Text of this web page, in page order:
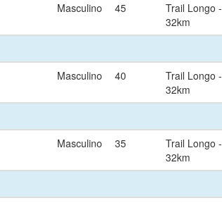
Masculino 45
Trail Longo -
32km
Masculino 40
Trail Longo -
32km
Masculino 35
Trail Longo -
32km